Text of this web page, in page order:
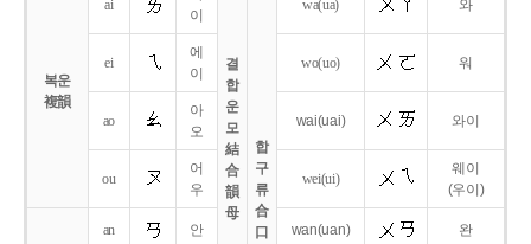
결
합
운
모
結
合
韻
母
복운
複韻
ai
이
합
구
류
合
口
wa(ua) 와
ei
에
이
wo(uo) 워
ao
아
오
wai(uai) 와이
ou
어
우
wei(ui)
웨이
(우이)
an 안 wan(uan) 완